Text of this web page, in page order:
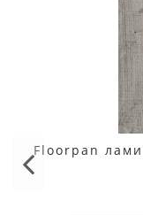
Floorpan